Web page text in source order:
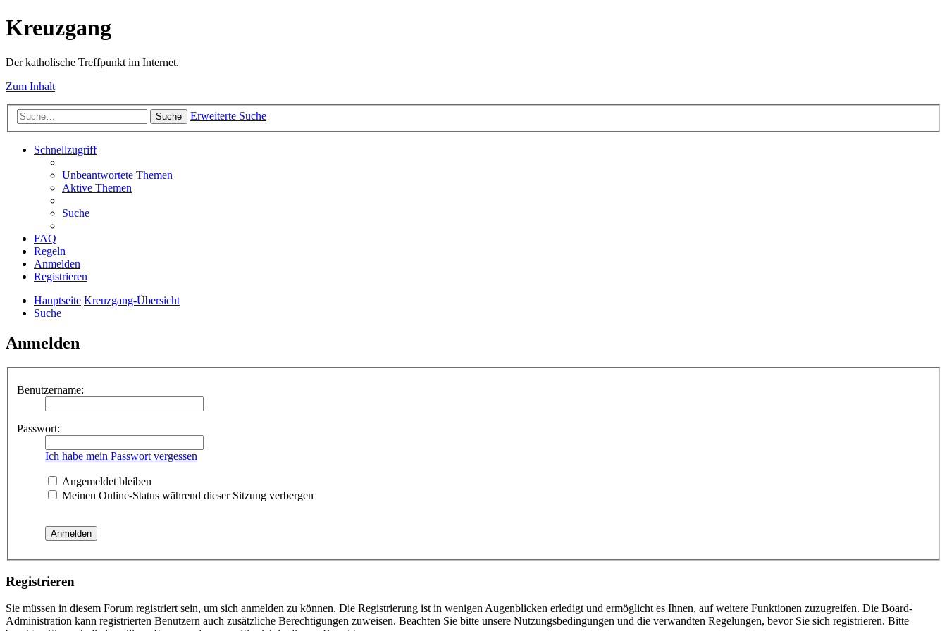
Kreuzgang
Der katholische Treffpunkt im Internet.
Zum Inhalt
Suche Erweiterte Suche
Schnellzugriff
Unbeantwortete Themen
Aktive Themen
Suche
FAQ
Regeln
Anmelden
Registrieren
Hauptseite Kreuzgang-Übersicht
Suche
Anmelden
Benutzername:
Passwort:
Ich habe mein Passwort vergessen
Angemeldet bleiben
Meinen Online-Status während dieser Sitzung verbergen
Registrieren
Sie müssen in diesem Forum registriert sein, um sich anmelden zu können. Die Registrierung ist in wenigen Augenblicken erledigt und ermöglicht es Ihnen, auf weitere Funktionen zuzugreifen. Die Board-
Administration kann registrierten Benutzern auch zusätzliche Berechtigungen zuweisen. Beachten Sie bitte unsere Nutzungsbedingungen und die verwandten Regelungen, bevor Sie sich registrieren. Bitte